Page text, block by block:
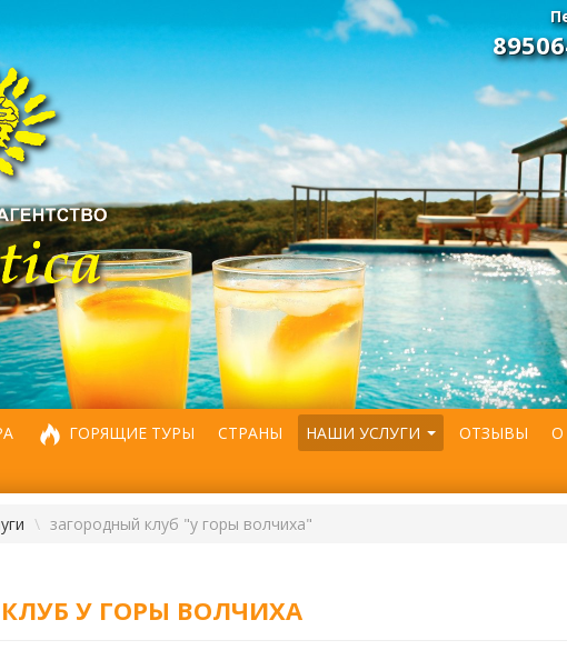
ГОРЯЩИЕ ТУРЫ СТРАНЫ НАШИ УСЛУГИ ОТЗЫВЫ О
\ загородный клуб "у горы волчиха"
У ГОРЫ ВОЛЧИХА